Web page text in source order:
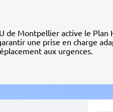
de Montpellier active le Plan
une prise en charge
aux urgences.